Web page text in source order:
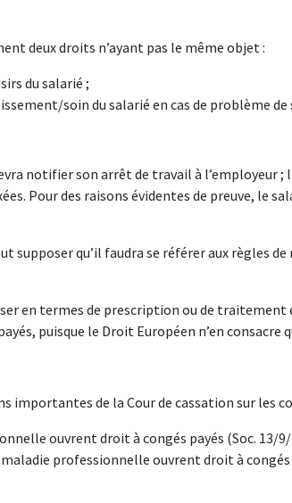
deux droits n’ayant pas le même objet :
du salarié ;
soin du salarié en cas de problème de
notifier son arrêt de travail à l’employeur ;
Pour des raisons évidentes de preuve, le
qu’il faudra se référer aux règles de
en termes de prescription ou de traitement
puisque le Droit Européen n’en consacre
importantes de la Cour de cassation sur les
ouvrent droit à congés payés (Soc. 13/9/
professionnelle ouvrent droit à congés